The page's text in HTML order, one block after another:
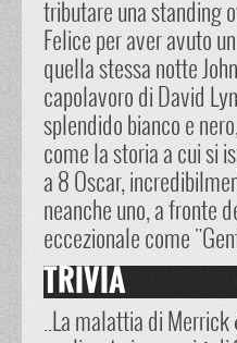
tributare una standing
Felice per aver avuto
quella stessa notte
capolavoro di David
splendido bianco e
come la storia a cui si
a 8 Oscar,
neanche uno, a fronte
eccezionale come
TRIVIA
..La malattia di